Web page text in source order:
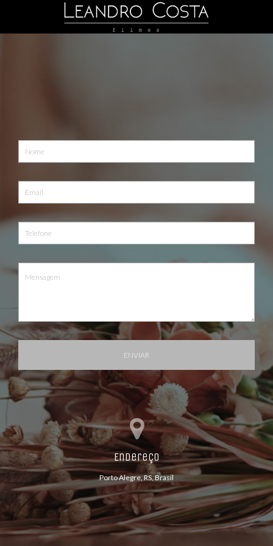
ENVIAR
Endereço
Porto Alegre, RS, Brasil